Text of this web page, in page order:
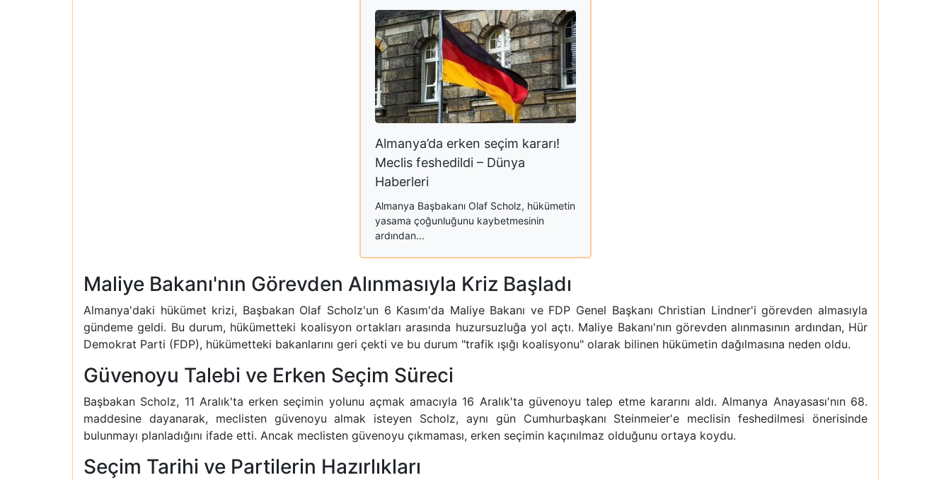
Almanya’da erken seçim kararı!
Meclis feshedildi – Dünya
Haberleri
Almanya Başbakanı Olaf Scholz, hükümetin
yasama çoğunluğunu kaybetmesinin
ardından...
Maliye Bakanı'nın Görevden Alınmasıyla Kriz Başladı
Almanya'daki hükümet krizi, Başbakan Olaf Scholz'un 6 Kasım'da Maliye Bakanı ve FDP Genel Başkanı Christian Lindner'i görevden almasıyla
gündeme geldi. Bu durum, hükümetteki koalisyon ortakları arasında huzursuzluğa yol açtı. Maliye Bakanı'nın görevden alınmasının ardından, Hür
Demokrat Parti (FDP), hükümetteki bakanlarını geri çekti ve bu durum "trafik ışığı koalisyonu" olarak bilinen hükümetin dağılmasına neden oldu.
Güvenoyu Talebi ve Erken Seçim Süreci
Başbakan Scholz, 11 Aralık'ta erken seçimin yolunu açmak amacıyla 16 Aralık'ta güvenoyu talep etme kararını aldı. Almanya Anayasası'nın 68.
maddesine dayanarak, meclisten güvenoyu almak isteyen Scholz, aynı gün Cumhurbaşkanı Steinmeier'e meclisin feshedilmesi önerisinde
bulunmayı planladığını ifade etti. Ancak meclisten güvenoyu çıkmaması, erken seçimin kaçınılmaz olduğunu ortaya koydu.
Seçim Tarihi ve Partilerin Hazırlıkları